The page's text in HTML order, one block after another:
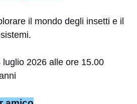
il mondo degli insetti e il
luglio 2026 alle ore 15.00